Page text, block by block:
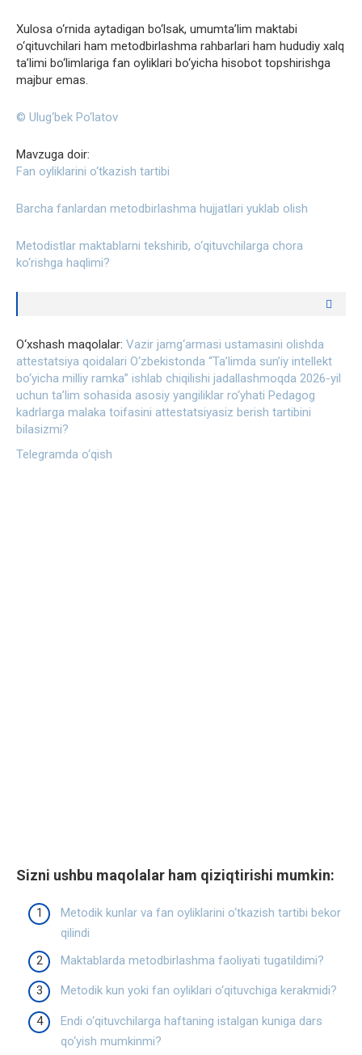
Xulosa o‘rnida aytadigan bo‘lsak, umumta’lim maktabi
o‘qituvchilari ham metodbirlashma rahbarlari ham hududiy xalq
ta’limi bo‘limlariga fan oyliklari bo‘yicha hisobot topshirishga
majbur emas.
© Ulug‘bek Po‘latov
Mavzuga doir:
Fan oyliklarini o‘tkazish tartibi
Barcha fanlardan metodbirlashma hujjatlari yuklab olish
Metodistlar maktablarni tekshirib, o‘qituvchilarga chora
ko‘rishga haqlimi?
O‘xshash maqolalar: Vazir jamg‘armasi ustamasini olishda
attestatsiya qoidalari O‘zbekistonda “Ta’limda sun’iy intellekt
bo‘yicha milliy ramka” ishlab chiqilishi jadallashmoqda 2026-yil
uchun ta’lim sohasida asosiy yangiliklar ro‘yhati Pedagog
kadrlarga malaka toifasini attestatsiyasiz berish tartibini
bilasizmi?
Telegramda o‘qish
Sizni ushbu maqolalar ham qiziqtirishi mumkin:
Metodik kunlar va fan oyliklarini o‘tkazish tartibi bekor
qilindi
Maktablarda metodbirlashma faoliyati tugatildimi?
Metodik kun yoki fan oyliklari o‘qituvchiga kerakmidi?
Endi o‘qituvchilarga haftaning istalgan kuniga dars
qo‘yish mumkinmi?